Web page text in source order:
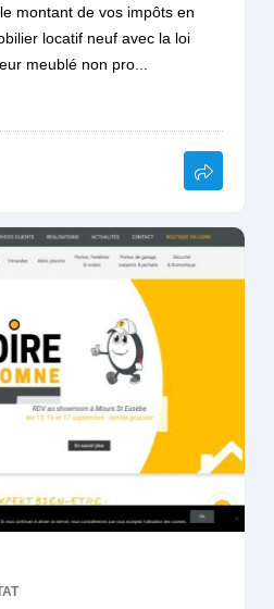
montant de vos impôts en
locatif neuf avec la loi
meublé non pro...